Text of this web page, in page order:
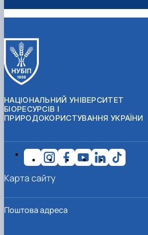
НАЦІОНАЛЬНИЙ УНІВЕРСИТЕТ
БІОРЕСУРСІВ І
ПРИРОДОКОРИСТУВАННЯ УКРАЇНИ
Поштова адреса
Карта сайту